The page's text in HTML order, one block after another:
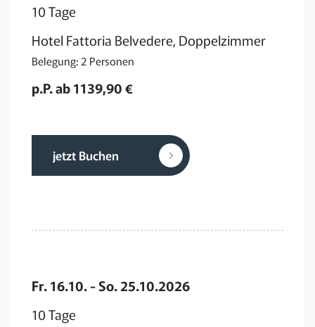
10 Tage
Hotel Fattoria Belvedere, Doppelzimmer
Belegung: 2 Personen
p.P. ab 1139,90 €
jetzt Buchen
Fr. 16.10. - So. 25.10.2026
10 Tage